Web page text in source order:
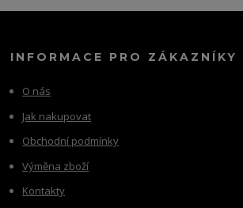
INFORMACE PRO ZÁKAZNÍKY
O nás
Jak nakupovat
Obchodní podmínky
Výměna zboží
Kontakty